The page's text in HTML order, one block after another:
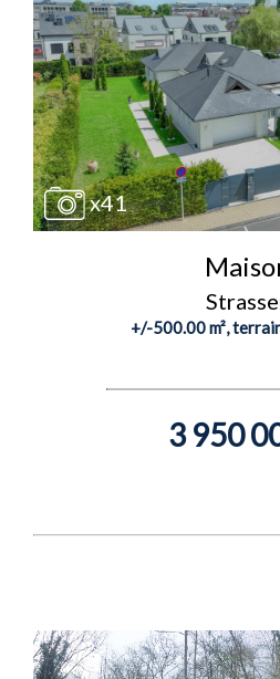
x41
+/-500.00 m²,
3 950